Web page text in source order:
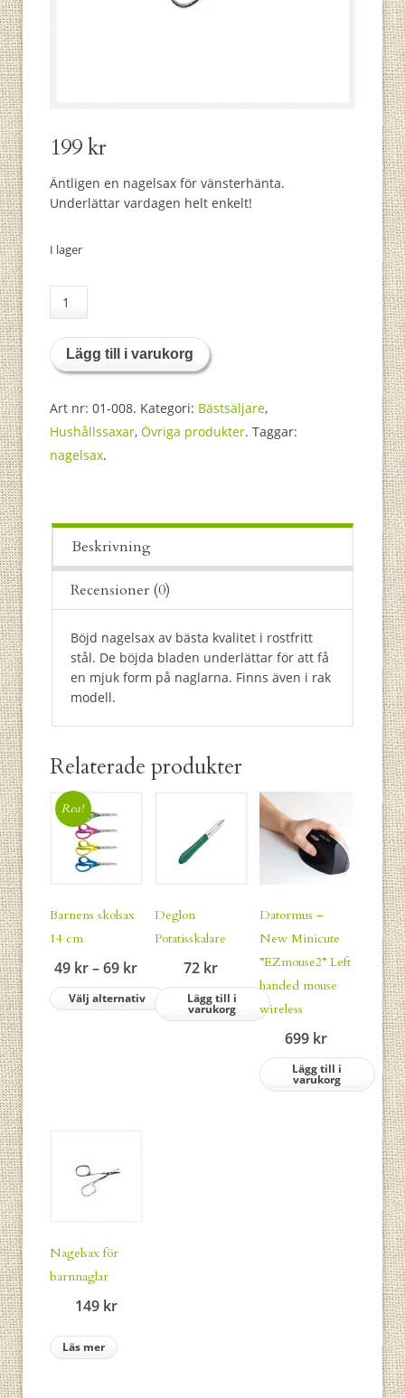
199kr
Äntligen en nagelsax för vänsterhänta.
Underlättar vardagen helt enkelt!
I lager
Böjd
nagelsax
9
cm
Lägg till i varukorg
Art nr: 01-008. Kategori: Bästsäljare,
Hushållssaxar, Övriga produkter. Taggar:
nagelsax.
Beskrivning
Recensioner (0)
Böjd nagelsax av bästa kvalitet i rostfritt
stål. De böjda bladen underlättar för att få
en mjuk form på naglarna. Finns även i rak
modell.
Relaterade produkter
Rea!
Barnens skolsax
14 cm
49 kr–69 krPrisintervall:
49 kr
till
Välj alternativ
Deglon
Potatisskalare
72 kr
Lägg till i
varukorg
Datormus –
New Minicute
”EZmouse2” Left
handed mouse
wireless
699 kr
Lägg till i
varukorg
Nagelsax för
barnnaglar
149 kr
Läs mer